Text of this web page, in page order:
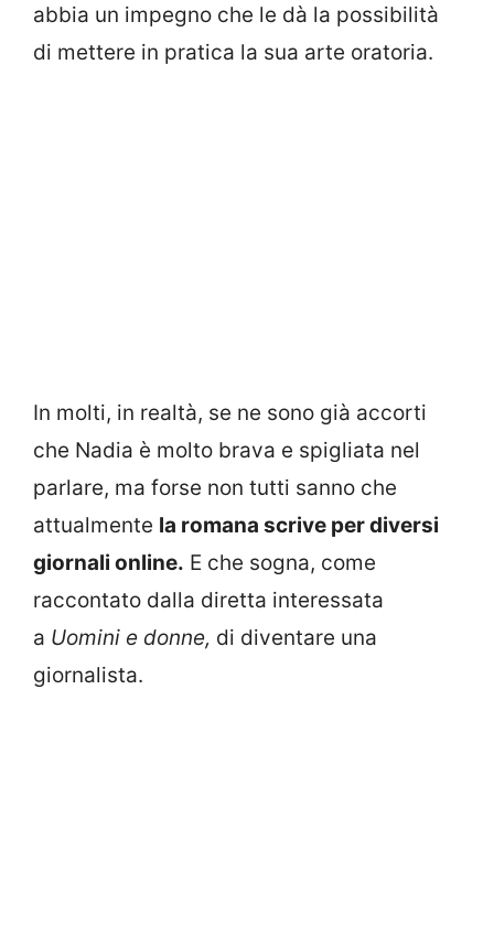
abbia un impegno che le dà la possibilità
di mettere in pratica la sua arte oratoria.
In molti, in realtà, se ne sono già accorti
che Nadia è molto brava e spigliata nel
parlare, ma forse non tutti sanno che
attualmente la romana scrive per diversi
giornali online. E che sogna, come
raccontato dalla diretta interessata
a Uomini e donne, di diventare una
giornalista.